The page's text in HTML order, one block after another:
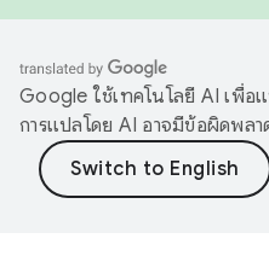
Google ใช้เทคโนโลยี AI เพื่อ
การแปลโดย AI อาจมีข้อผิดพลา